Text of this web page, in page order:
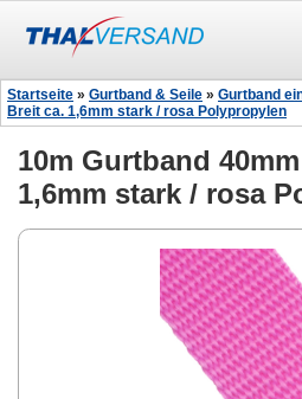
Startseite » Gurtband & Seile » Gurtband
Breit ca. 1,6mm stark / rosa Polypropylen
10m Gurtband
1,6mm stark / rosa